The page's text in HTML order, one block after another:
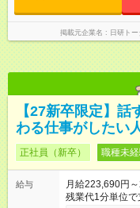
掲載元企業名 日研ト
【27新卒限定】
わる仕事がしたい
正社員（新卒） 職種未
給与
月給223,690円